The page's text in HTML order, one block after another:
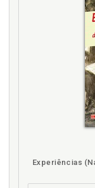
Experiências